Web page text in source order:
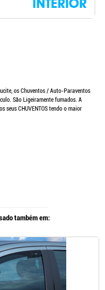
os Chuventos / Auto-Paraventos
São Ligeiramente fumados. A
seus CHUVENTOS tendo o maior
também em: